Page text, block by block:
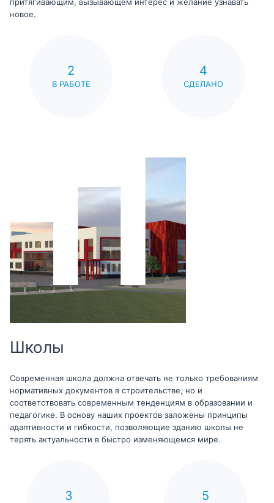
притягивающим, вызывающем интерес и желание узнавать
новое.
2
В РАБОТЕ
4
СДЕЛАНО
Школы
Современная школа должна отвечать не только требованиям
нормативных документов в строительстве, но и
соответствовать современным тенденциям в образовании и
педагогике. В основу наших проектов заложены принципы
адаптивности и гибкости, позволяющие зданию школы не
терять актуальности в быстро изменяющемся мире.
3 5